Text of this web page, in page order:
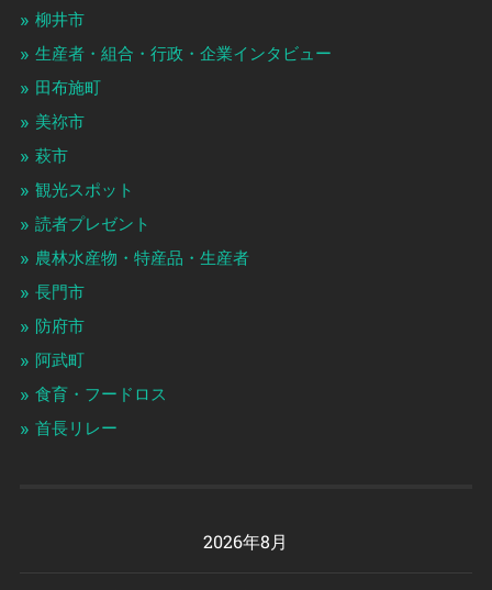
柳井市
生産者・組合・行政・企業インタビュー
田布施町
美祢市
萩市
観光スポット
読者プレゼント
農林水産物・特産品・生産者
長門市
防府市
阿武町
食育・フードロス
首長リレー
2026年8月